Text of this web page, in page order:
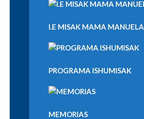
I.E MISAK MAMA MANUELA
PROGRAMA ISHUMISAK
MEMORIAS